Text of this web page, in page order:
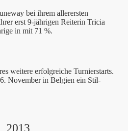
bei ihrem allerersten
erst 9-jährigen Reiterin Tricia
in mit 71 %.
weitere erfolgreiche Turnierstarts.
November in Belgien ein Stil-
2013